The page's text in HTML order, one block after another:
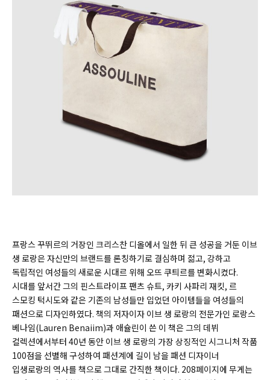
프랑스 꾸뛰르의 거장인 크리스찬 디올에서 일한 뒤 큰 성공을 거둔 이브
생 로랑은 자신만의 브랜드를 론칭하기로 결심하며 젊고, 강하고
독립적인 여성들의 새로운 시대르 위해 오뜨 쿠틔르를 변화시켰다.
시대를 앞서간 그의 핀스트라이프 팬츠 슈트, 카키 사파리 재킷, 르
스모킹 턱시도와 같은 기존의 남성들만 입었던 아이템들을 여성들의
패션으로 디자인하였다. 책의 저자이자 이브 생 로랑의 전문가인 로랑스
베나임(Lauren Benaiim)과 애슐린이 쓴 이 책은 그의 데뷔
컬렉션에서부터 40년 동안 이브 생 로랑의 가장 상징적인 시그니처 작품
100점을 선별해 구성하여 패션계에 길이 남을 패션 디자이너
입생로랑의 역사를 책으로 그대로 간직한 책이다. 208페이지에 무게는